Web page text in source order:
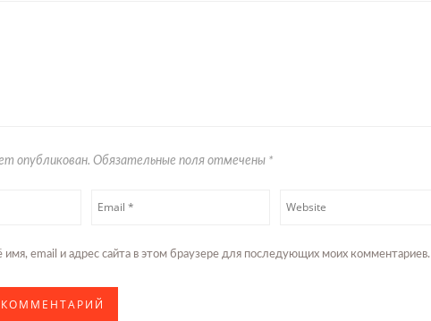
опубликован. Обязательные поля отмечены *
имя, email и адрес сайта в этом браузере для последующих моих комментариев.